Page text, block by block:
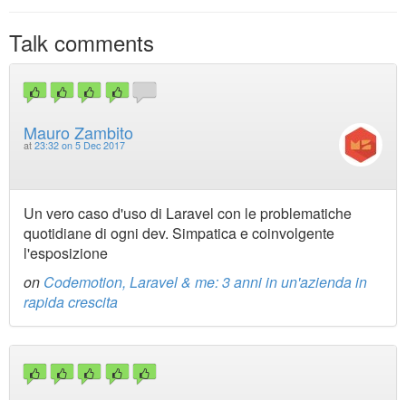
Talk comments
Mauro Zambito
at 23:32 on 5 Dec 2017
Un vero caso d'uso di Laravel con le problematiche
quotidiane di ogni dev. Simpatica e coinvolgente
l'esposizione
on Codemotion, Laravel & me: 3 anni in un'azienda in
rapida crescita